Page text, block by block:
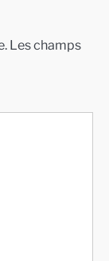
Les champs